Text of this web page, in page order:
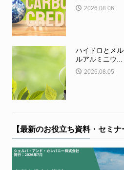
2026.08.06
ハイドロとメ
ルアルミニウ...
2026.08.05
【最新のお役立ち資料・セミナ